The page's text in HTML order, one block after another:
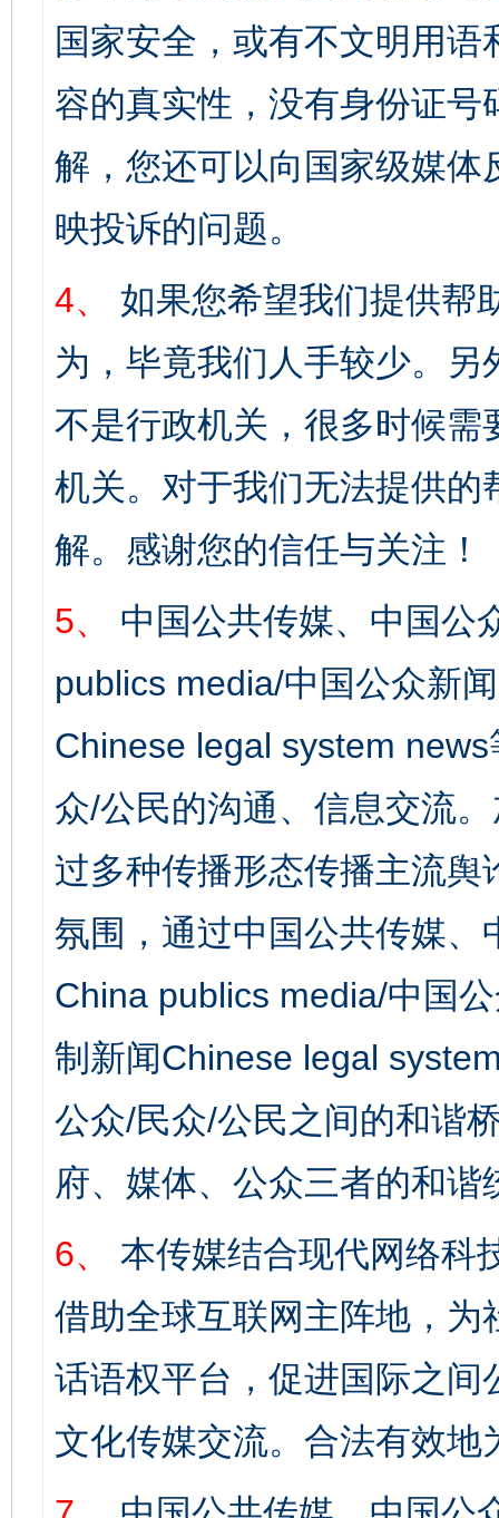
国家安全，或有不文明用
容的真实性，没有身份证
解，您还可以向国家级媒
映投诉的问题。
4、
如果您希望我们提供帮
为，毕竟我们人手较少。
不是行政机关，很多时候
机关。对于我们无法提供
解。感谢您的信任与关注！
5、
中国公共传媒、中国公
publics media/中国公众新
Chinese legal system
众/公民的沟通、信息交流
过多种传播形态传播主流
氛围，通过中国公共传媒
China publics media/中国
制新闻Chinese legal
公众/民众/公民之间的和谐
府、媒体、公众三者的和谐
6、
本传媒结合现代网络科
借助全球互联网主阵地，
话语权平台，促进国际之
文化传媒交流。合法有效地